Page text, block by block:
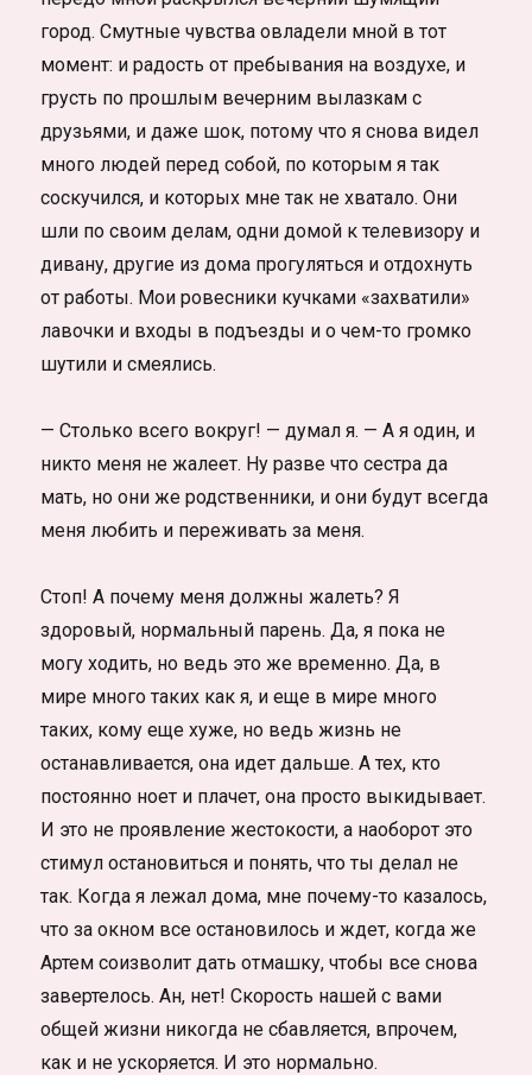
город. Смутные чувства овладели мной в тот
момент: и радость от пребывания на воздухе, и
грусть по прошлым вечерним вылазкам с
друзьями, и даже шок, потому что я снова видел
много людей перед собой, по которым я так
соскучился, и которых мне так не хватало. Они
шли по своим делам, одни домой к телевизору и
дивану, другие из дома прогуляться и отдохнуть
от работы. Мои ровесники кучками «захватили»
лавочки и входы в подъезды и о чем-то громко
шутили и смеялись.
— Столько всего вокруг! — думал я. — А я один, и
никто меня не жалеет. Ну разве что сестра да
мать, но они же родственники, и они будут всегда
меня любить и переживать за меня.
Стоп! А почему меня должны жалеть? Я
здоровый, нормальный парень. Да, я пока не
могу ходить, но ведь это же временно. Да, в
мире много таких как я, и еще в мире много
таких, кому еще хуже, но ведь жизнь не
останавливается, она идет дальше. А тех, кто
постоянно ноет и плачет, она просто выкидывает.
И это не проявление жестокости, а наоборот это
стимул остановиться и понять, что ты делал не
так. Когда я лежал дома, мне почему-то казалось,
что за окном все остановилось и ждет, когда же
Артем соизволит дать отмашку, чтобы все снова
завертелось. Ан, нет! Скорость нашей с вами
общей жизни никогда не сбавляется, впрочем,
как и не ускоряется. И это нормально.